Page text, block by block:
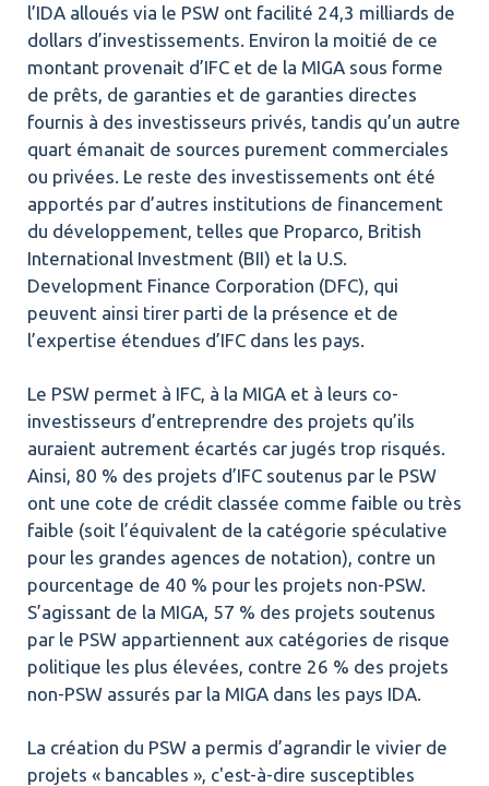
l’IDA alloués via le PSW ont facilité 24,3 milliards de
dollars d’investissements. Environ la moitié de ce
montant provenait d’IFC et de la MIGA sous forme
de prêts, de garanties et de garanties directes
fournis à des investisseurs privés, tandis qu’un autre
quart émanait de sources purement commerciales
ou privées. Le reste des investissements ont été
apportés par d’autres institutions de financement
du développement, telles que Proparco, British
International Investment (BII) et la U.S.
Development Finance Corporation (DFC), qui
peuvent ainsi tirer parti de la présence et de
l’expertise étendues d’IFC dans les pays.
Le PSW permet à IFC, à la MIGA et à leurs co-
investisseurs d’entreprendre des projets qu’ils
auraient autrement écartés car jugés trop risqués.
Ainsi, 80 % des projets d’IFC soutenus par le PSW
ont une cote de crédit classée comme faible ou très
faible (soit l’équivalent de la catégorie spéculative
pour les grandes agences de notation), contre un
pourcentage de 40 % pour les projets non-PSW.
S’agissant de la MIGA, 57 % des projets soutenus
par le PSW appartiennent aux catégories de risque
politique les plus élevées, contre 26 % des projets
non-PSW assurés par la MIGA dans les pays IDA.
La création du PSW a permis d’agrandir le vivier de
projets « bancables », c'est-à-dire susceptibles